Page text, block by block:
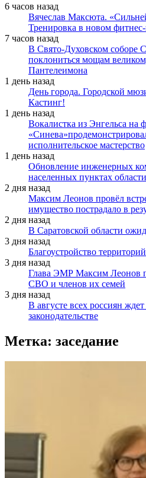
6 часов назад
Вячеслав Максюта.
Тренировка в новом
7 часов назад
В Свято-Духовском соборе
поклониться мощам
Пантелеимона
1 день назад
День города. Городской
Кастинг!
1 день назад
Вокалистка из Энгельса на
исполнительское мастерство
1 день назад
Обновление инженерных
населенных пунктах области
2 дня назад
Максим Леонов провёл
имущество пострадало в
2 дня назад
В Саратовской области
3 дня назад
Благоустройство
3 дня назад
Глава ЭМР Максим Леонов
СВО и членов их семей
3 дня назад
В августе всех россиян
законодательстве
Метка: заседание